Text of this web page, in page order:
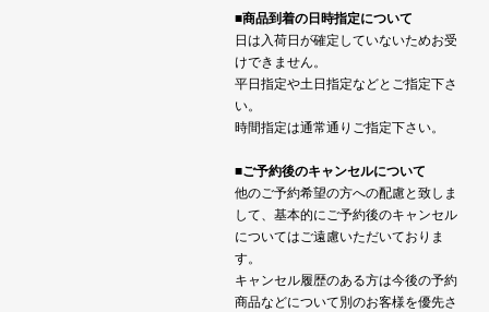
■商品到着の日時指定について
日は入荷日が確定していないためお受
けできません。
平日指定や土日指定などとご指定下さ
い。
時間指定は通常通りご指定下さい。
■ご予約後のキャンセルについて
他のご予約希望の方への配慮と致しま
して、基本的にご予約後のキャンセル
についてはご遠慮いただいておりま
す。
キャンセル履歴のある方は今後の予約
商品などについて別のお客様を優先さ